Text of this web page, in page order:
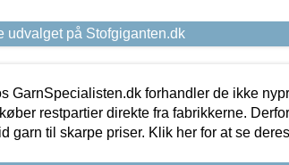
udvalget på Stofgiganten.dk
GarnSpecialisten.dk forhandler de ikke
restpartier direkte fra fabrikkerne.
garn til skarpe priser. Klik her for at se